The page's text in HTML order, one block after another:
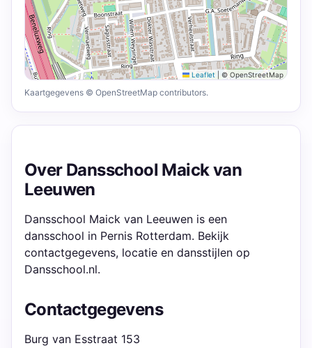
Leaflet © OpenStreetMap
Kaartgegevens © OpenStreetMap contributors.
Over Dansschool Maick van
Leeuwen
Dansschool Maick van Leeuwen is een
dansschool in Pernis Rotterdam. Bekijk
contactgegevens, locatie en dansstijlen op
Dansschool.nl.
Contactgegevens
Burg van Esstraat 153